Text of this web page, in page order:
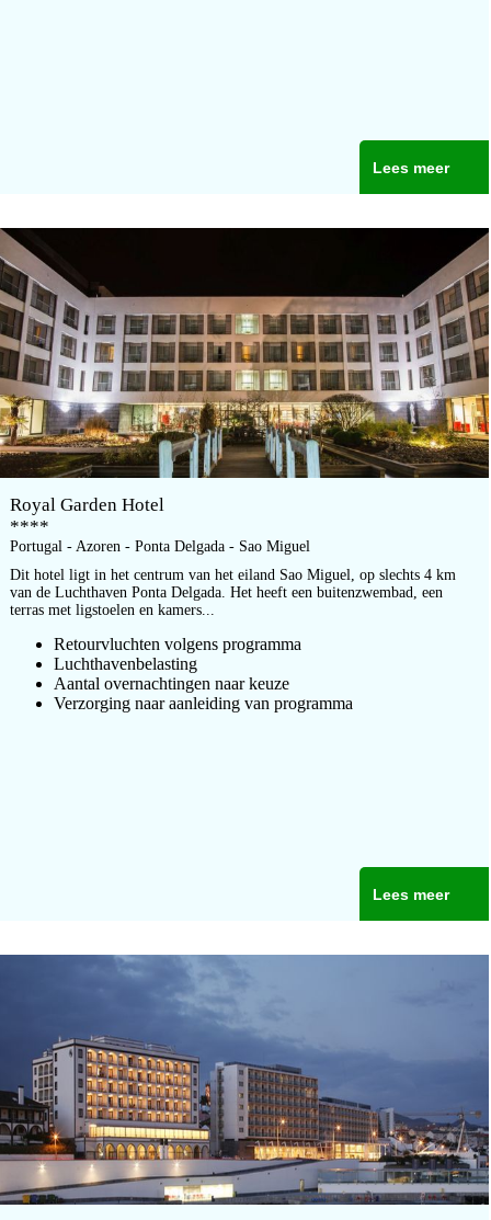
Lees meer
Royal Garden Hotel
****
Portugal - Azoren - Ponta Delgada - Sao Miguel
Dit hotel ligt in het centrum van het eiland Sao Miguel, op slechts 4 km
van de Luchthaven Ponta Delgada. Het heeft een buitenzwembad, een
terras met ligstoelen en kamers...
Retourvluchten volgens programma
Luchthavenbelasting
Aantal overnachtingen naar keuze
Verzorging naar aanleiding van programma
Lees meer